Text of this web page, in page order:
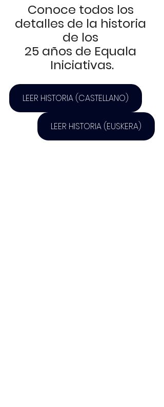
Conoce todos los
detalles de la historia
de los
25 años de Equala
Iniciativas.
LEER HISTORIA (CASTELLANO)
LEER HISTORIA (EUSKERA)